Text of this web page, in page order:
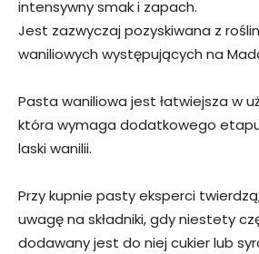
intensywny smak i zapach.
Jest zazwyczaj pozyskiwana z
waniliowych występujących na
Pasta waniliowa jest łatwiejsza w
która wymaga dodatkowego
laski wanilii.
Przy kupnie pasty eksperci
uwagę na składniki, gdy niestety
dodawany jest do niej cukier lub